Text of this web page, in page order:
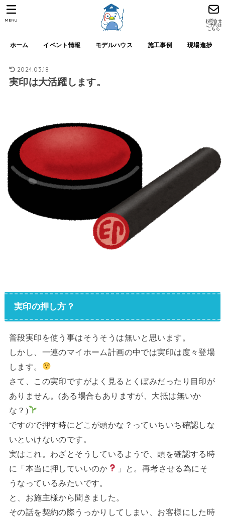
ホーム イベント情報 モデルハウス 施工事例 現場進捗
お問合せ
ご予約は
こちら
MENU
2024.03.18
実印は大活躍します。
実印の押し方？
普段実印を使う事はそうそうは無いと思います。
しかし、一連のマイホーム計画の中では実印は度々登場
します。
さて、この実印ですがよく見るとくぼみだったり目印が
ありません。(ある場合もありますが、大抵は無いか
な？)
ですので押す時にどこが頭かな？っていちいち確認しな
いといけないのです。
実はこれ。わざとそうしているようで、頭を確認する時
に「本当に押していいのか
」と。再考させる為にそ
うなっているみたいです。
と、お施主様から聞きました。
その話を契約の際うっかりしてしまい、お客様にした時